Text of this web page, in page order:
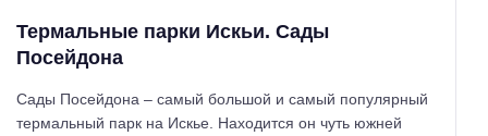
Термальные парки Искьи. Сады
Посейдона
Сады Посейдона – самый большой и самый популярный
термальный парк на Искье. Находится он чуть южней